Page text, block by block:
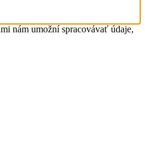
nám umožní spracovávať údaje,